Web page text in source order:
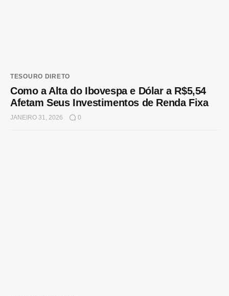
TESOURO DIRETO
Como a Alta do Ibovespa e Dólar a R$5,54
Afetam Seus Investimentos de Renda Fixa
JANEIRO 31, 2026 0